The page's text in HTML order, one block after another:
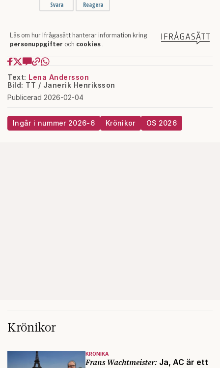
Text: Lena Andersson
Bild: TT / Janerik Henriksson
Publicerad 2026-02-04
Ingår i nummer 2026-6 Krönikor OS 2026
Krönikor
KRÖNIKA
Frans Wachtmeister: Ja, AC är ett